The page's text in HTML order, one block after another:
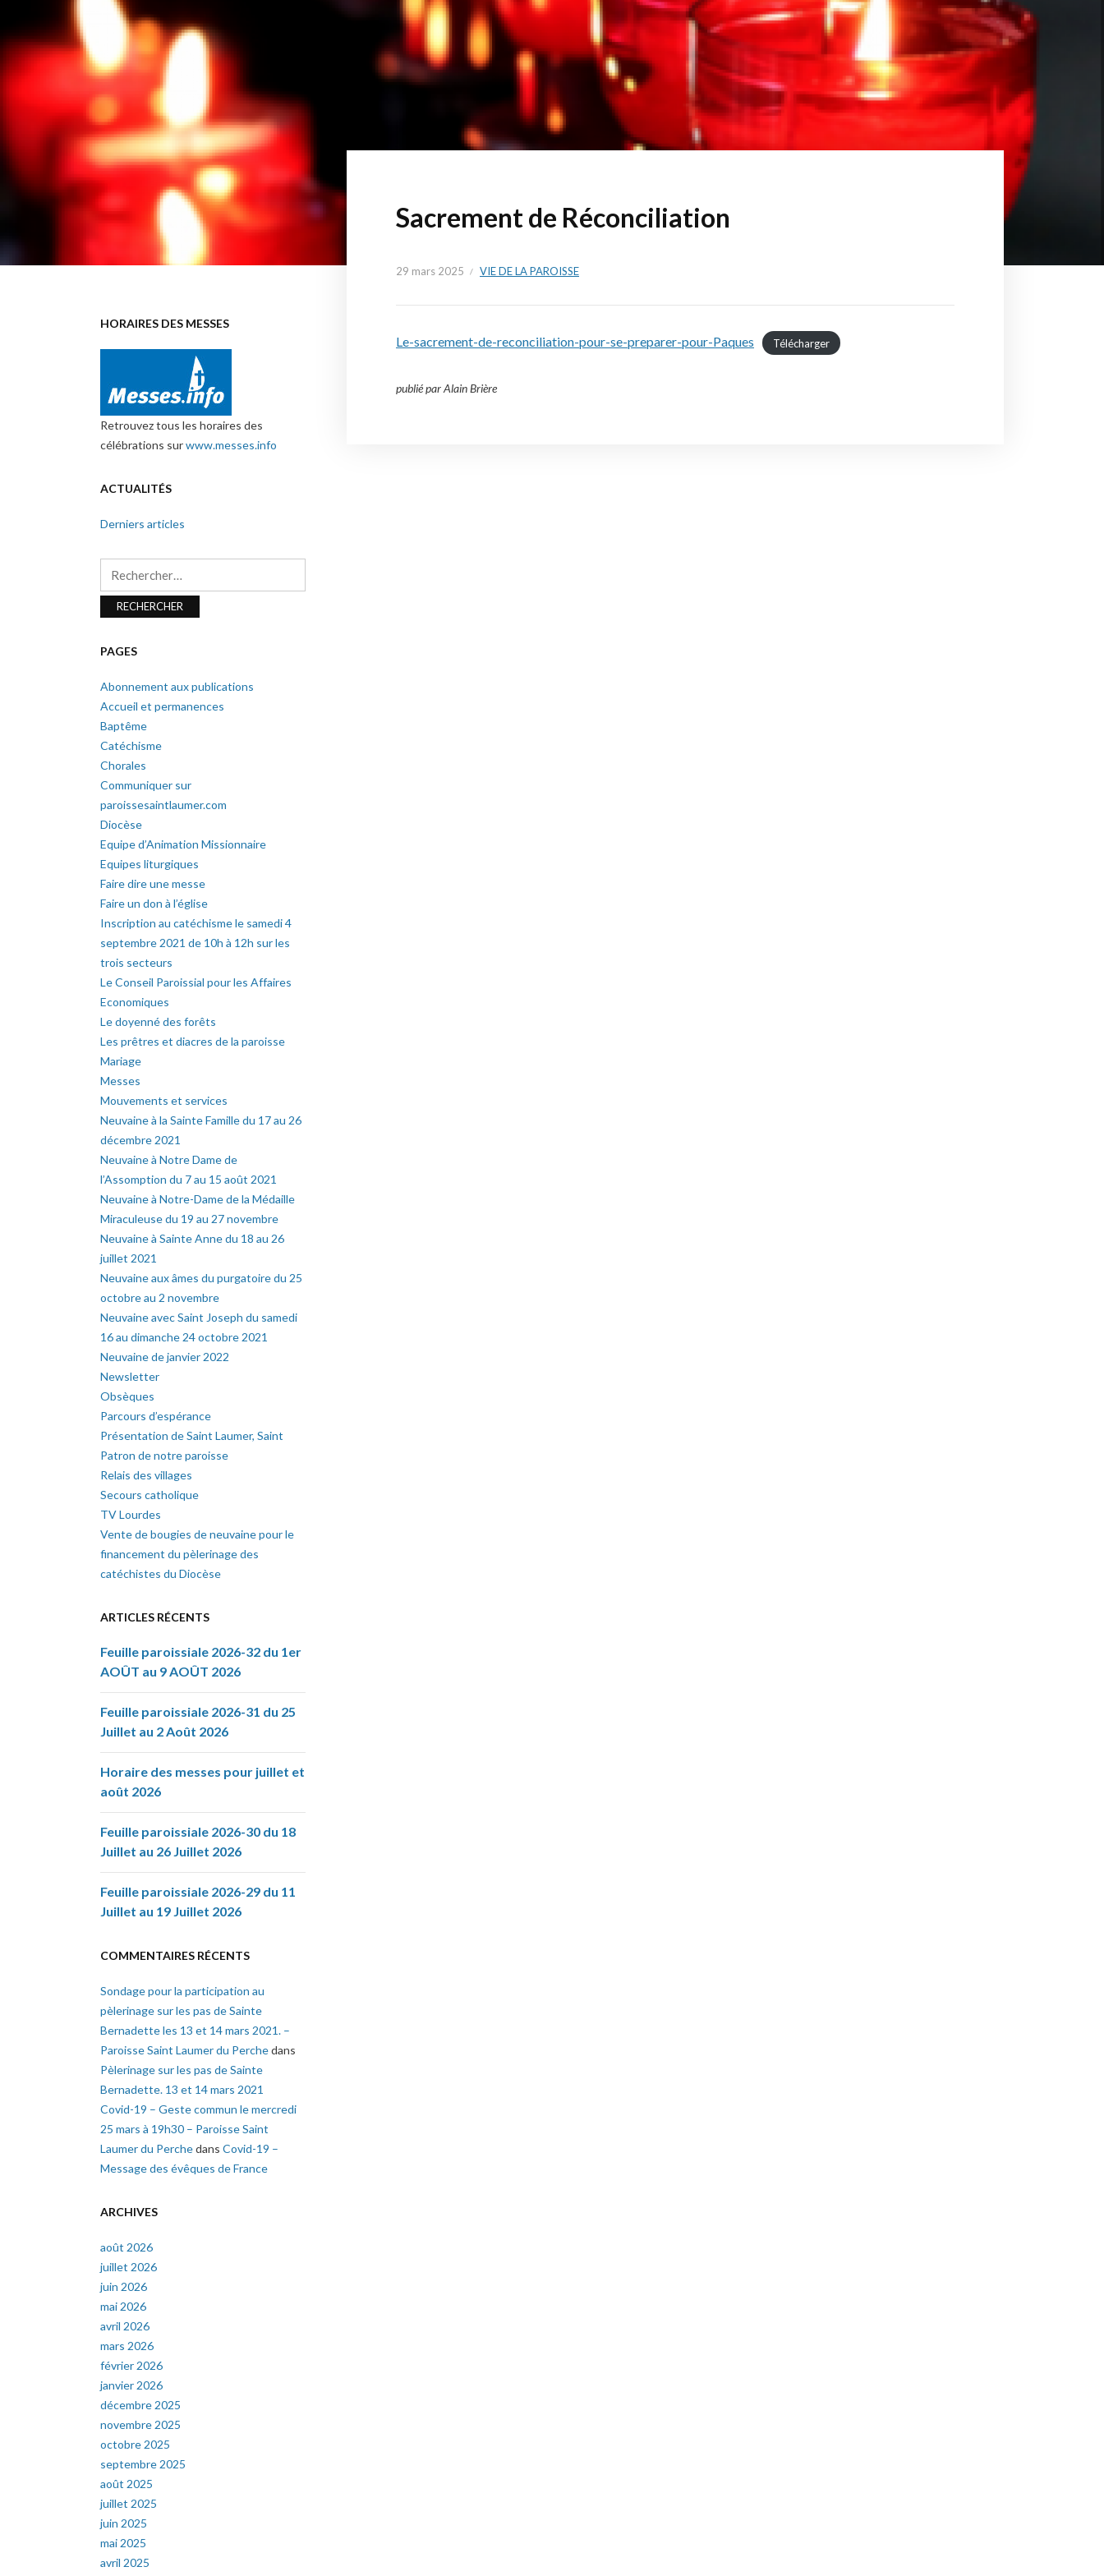
Sacrement de Réconciliation
29 mars 2025 VIE DE LA PAROISSE
Le-sacrement-de-reconciliation-pour-se-preparer-pour-Paques Télécharger
publié par Alain Brière
HORAIRES DES MESSES
Retrouvez tous les horaires des
célébrations surwww.messes.info
ACTUALITÉS
Derniers articles
PAGES
Abonnement aux publications
Accueil et permanences
Baptême
Catéchisme
Chorales
Communiquer sur
paroissesaintlaumer.com
Diocèse
Equipe d’Animation Missionnaire
Equipes liturgiques
Faire dire une messe
Faire un don à l’église
Inscription au catéchisme le samedi 4
septembre 2021 de 10h à 12h sur les
trois secteurs
Le Conseil Paroissial pour les Affaires
Economiques
Le doyenné des forêts
Les prêtres et diacres de la paroisse
Mariage
Messes
Mouvements et services
Neuvaine à la Sainte Famille du 17 au 26
décembre 2021
Neuvaine à Notre Dame de
l’Assomption du 7 au 15 août 2021
Neuvaine à Notre-Dame de la Médaille
Miraculeuse du 19 au 27 novembre
Neuvaine à Sainte Anne du 18 au 26
juillet 2021
Neuvaine aux âmes du purgatoire du 25
octobre au 2 novembre
Neuvaine avec Saint Joseph du samedi
16 au dimanche 24 octobre 2021
Neuvaine de janvier 2022
Newsletter
Obsèques
Parcours d’espérance
Présentation de Saint Laumer, Saint
Patron de notre paroisse
Relais des villages
Secours catholique
TV Lourdes
Vente de bougies de neuvaine pour le
financement du pèlerinage des
catéchistes du Diocèse
ARTICLES RÉCENTS
Feuille paroissiale 2026-32 du 1er
AOÛT au 9 AOÛT 2026
Feuille paroissiale 2026-31 du 25
Juillet au 2 Août 2026
Horaire des messes pour juillet et
août 2026
Feuille paroissiale 2026-30 du 18
Juillet au 26 Juillet 2026
Feuille paroissiale 2026-29 du 11
Juillet au 19 Juillet 2026
COMMENTAIRES RÉCENTS
Sondage pour la participation au
pèlerinage sur les pas de Sainte
Bernadette les 13 et 14 mars 2021. –
Paroisse Saint Laumer du Perchedans
Pèlerinage sur les pas de Sainte
Bernadette. 13 et 14 mars 2021
Covid-19 – Geste commun le mercredi
25 mars à 19h30 – Paroisse Saint
Laumer du Perchedans Covid-19 –
Message des évêques de France
ARCHIVES
août 2026
juillet 2026
juin 2026
mai 2026
avril 2026
mars 2026
février 2026
janvier 2026
décembre 2025
novembre 2025
octobre 2025
septembre 2025
août 2025
juillet 2025
juin 2025
mai 2025
avril 2025